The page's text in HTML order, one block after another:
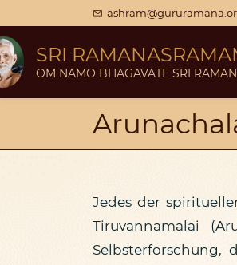
to
main
content
SRI
OM NAMO BHAGAVATE SRI
Jedes der
Tiruvannamalai